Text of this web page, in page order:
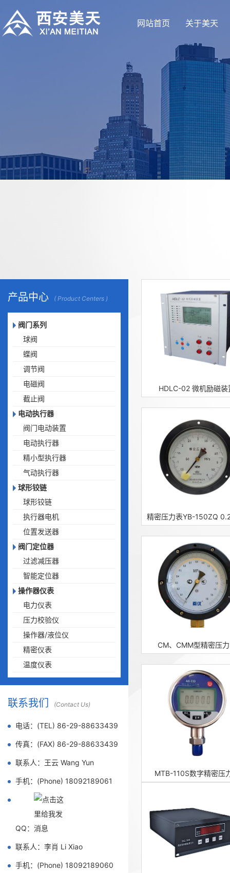
网站首页 关于美天
产品中心 ( Product Centers )
阀门系列
球阀
蝶阀
调节阀
电磁阀
截止阀
电动执行器
阀门电动装置
电动执行器
精小型执行器
气动执行器
球形铰链
球形铰链
执行器电机
位置发送器
阀门定位器
过滤减压器
智能定位器
操作器仪表
电力仪表
压力校验仪
操作器/液位仪
精密仪表
温度仪表
联系我们 (Contact Us)
电话：(TEL) 86-29-88633439
传真：(FAX) 86-29-88633439
联系人：王云 Wang Yun
手机：(Phone) 18092189061
QQ：
联系人：李肖 Li Xiao
手机：(Phone) 18092189060
HDLC-02 微机励磁装
CM、CMM型精密压
MTB-110S数字精密压